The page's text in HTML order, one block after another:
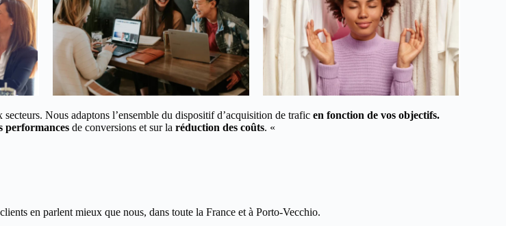
secteurs.Nous adaptons l’ensemble du dispositif d’acquisition de traficen fonction de vos objectifs.
performances de conversions etsur laréduction des coûts. «
en parlent mieux que nous, dans toute la France et à Porto-Vecchio.